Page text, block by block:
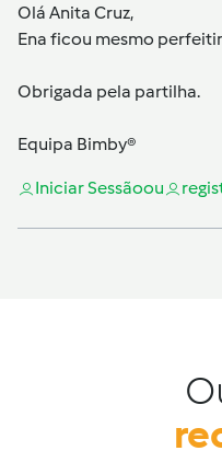
Olá Anita Cruz,
Ena ficou mesmo
Obrigada pela partilha.
Equipa Bimby®
Iniciar Sessãoou